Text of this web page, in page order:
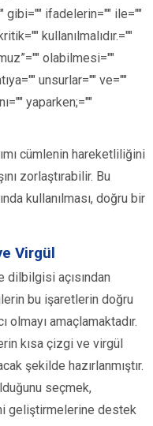
gibi="" ifadelerin="" ile=""
kullanılmalıdır.=""
olabilmesi=""
unsurlar="" ve=""
yaparken;=""
cümlenin hareketliliğini
zorlaştırabilir. Bu
kullanılması, doğru bir
Virgül
dilbilgisi açısından
bu işaretlerin doğru
olmayı amaçlamaktadır.
kısa çizgi ve virgül
şekilde hazırlanmıştır.
seçmek,
geliştirmelerine destek